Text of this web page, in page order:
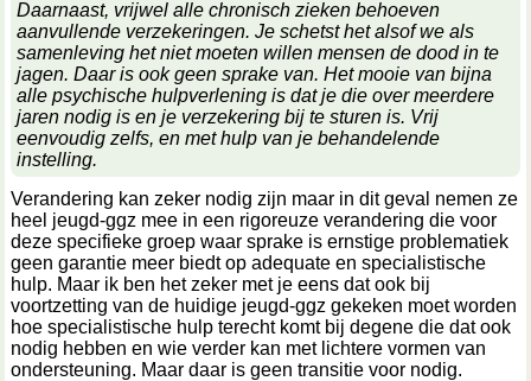
Daarnaast, vrijwel alle chronisch zieken behoeven
aanvullende verzekeringen. Je schetst het alsof we als
samenleving het niet moeten willen mensen de dood in te
jagen. Daar is ook geen sprake van. Het mooie van bijna
alle psychische hulpverlening is dat je die over meerdere
jaren nodig is en je verzekering bij te sturen is. Vrij
eenvoudig zelfs, en met hulp van je behandelende
instelling.
Verandering kan zeker nodig zijn maar in dit geval nemen ze
heel jeugd-ggz mee in een rigoreuze verandering die voor
deze specifieke groep waar sprake is ernstige problematiek
geen garantie meer biedt op adequate en specialistische
hulp. Maar ik ben het zeker met je eens dat ook bij
voortzetting van de huidige jeugd-ggz gekeken moet worden
hoe specialistische hulp terecht komt bij degene die dat ook
nodig hebben en wie verder kan met lichtere vormen van
ondersteuning. Maar daar is geen transitie voor nodig.